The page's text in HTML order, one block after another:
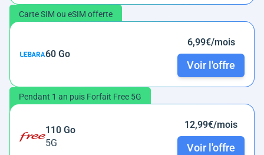
Carte SIM ou eSIM offerte
60 Go
6,99€/mois
Voir l'offre
Pendant 1 an puis Forfait Free 5G
110 Go
5G
12,99€/mois
Voir l'offre